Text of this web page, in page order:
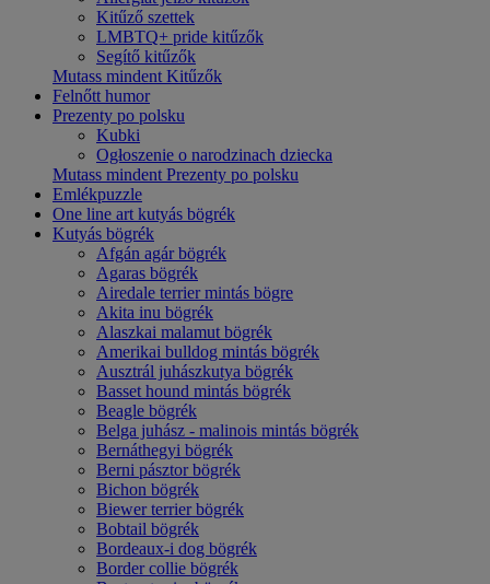
Kitűző szettek
LMBTQ+ pride kitűzők
Segítő kitűzők
Mutass mindent Kitűzők
Felnőtt humor
Prezenty po polsku
Kubki
Ogłoszenie o narodzinach dziecka
Mutass mindent Prezenty po polsku
Emlékpuzzle
One line art kutyás bögrék
Kutyás bögrék
Afgán agár bögrék
Agaras bögrék
Airedale terrier mintás bögre
Akita inu bögrék
Alaszkai malamut bögrék
Amerikai bulldog mintás bögrék
Ausztrál juhászkutya bögrék
Basset hound mintás bögrék
Beagle bögrék
Belga juhász - malinois mintás bögrék
Bernáthegyi bögrék
Berni pásztor bögrék
Bichon bögrék
Biewer terrier bögrék
Bobtail bögrék
Bordeaux-i dog bögrék
Border collie bögrék